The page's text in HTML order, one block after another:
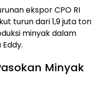
ekspor CPO RI
turun dari 1,9 juta ton
minyak dalam
Minyak